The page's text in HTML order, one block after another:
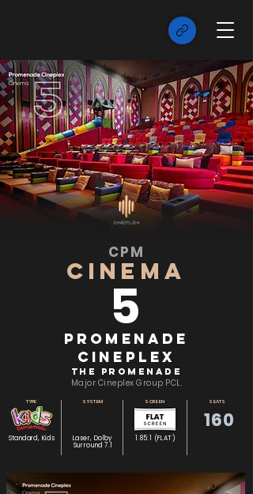
CPM
5
CINEMA
Promenade
Cineplex
The Promenade
Major Cineplex Group PCL.
TYPE
Standard, Kids
SYSTEM
Laser, Dolby
Surround 7.1
SCREEN
1.85:1 (FLAT)
SEATS
160